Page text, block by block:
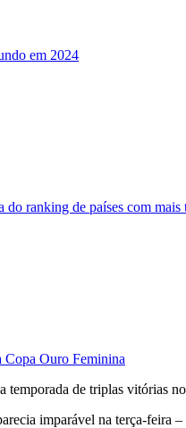
em 2024
ranking de países com
Copa Ouro Feminina
de triplas vitórias
imparável na terça-feira